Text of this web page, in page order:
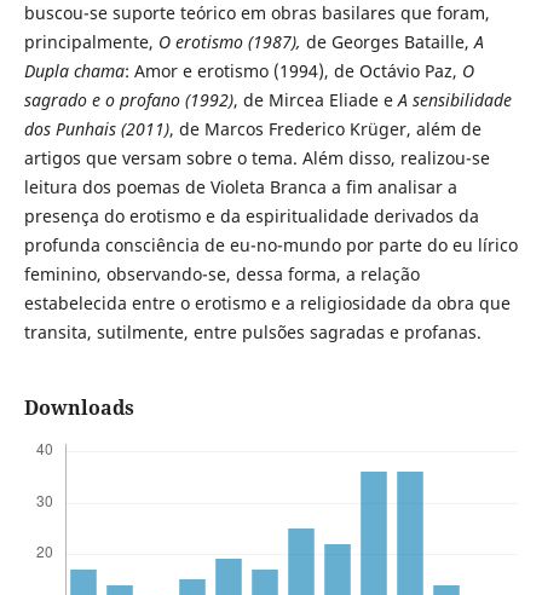
buscou-se suporte teórico em obras basilares que foram,
principalmente, O erotismo (1987), de Georges Bataille,A
Dupla chama: Amor e erotismo (1994), de Octávio Paz, O
sagrado e o profano (1992), de Mircea Eliade eA sensibilidade
dos Punhais (2011), de Marcos Frederico Krüger, além de
artigos que versam sobre o tema. Além disso, realizou-se
leitura dos poemas de Violeta Branca a fim analisar a
presença do erotismo e da espiritualidade derivados da
profunda consciência de eu-no-mundo por parte do eu lírico
feminino, observando-se, dessa forma, a relação
estabelecida entre o erotismo e a religiosidade da obra que
transita, sutilmente, entre pulsões sagradas e profanas.
Downloads